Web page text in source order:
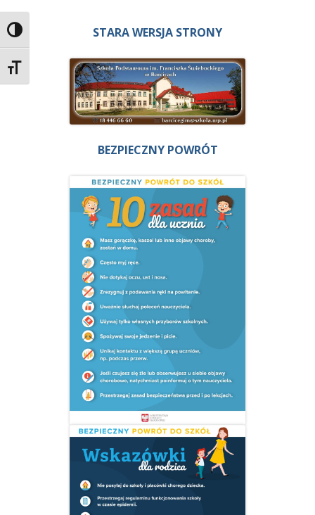
Przełącz wysoki kontrast
Zmień rozmiar czcionek
STARA WERSJA STRONY
BEZPIECZNY POWRÓT